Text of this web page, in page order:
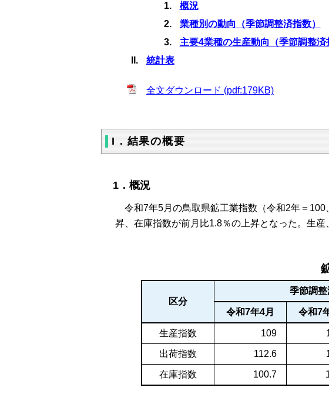
概況
業種別の動向（季節調整済指数）
主要4業種の生産動向（季節調整済
統計表
全文ダウンロード (pdf:179KB)
I．結果の概要
1．概況
令和7年5月の鳥取県鉱工業指数（令和2年＝100
昇、在庫指数が前月比1.8％の上昇となった。生
区分
季節調
令和7年4月 令和7
生産指数 109
出荷指数 112.6
在庫指数 100.7